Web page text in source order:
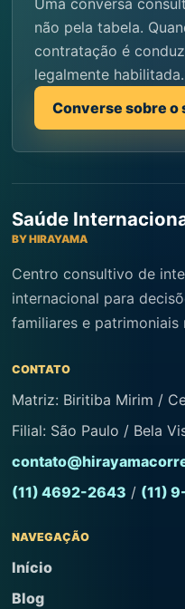
Uma conversa
não pela tabela.
contratação é
legalmente habilitada.
Converse sobre o
Saúde
BY HIRAYAMA
Centro consultivo de
internacional para
familiares e patrimoniais
CONTATO
Matriz: Biritiba Mirim /
Filial: São Paulo / Bela
(11) 4692-2643 / (11)
NAVEGAÇÃO
Início
Blog